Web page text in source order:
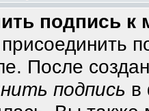
подпись
После
подпись в